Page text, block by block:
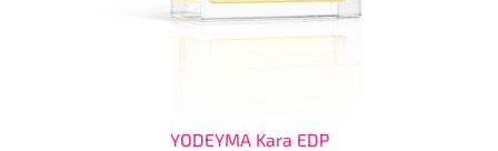
YODEYMA Kara EDP